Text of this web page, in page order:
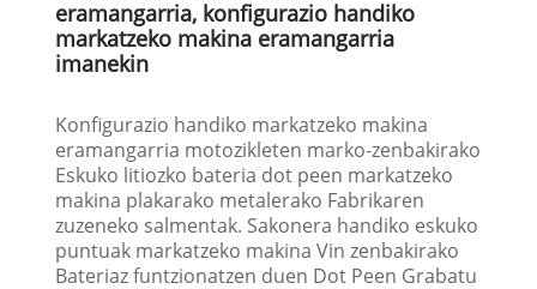
eramangarria, konfigurazio handiko
markatzeko makina eramangarria
imanekin
Konfigurazio handiko markatzeko makina
eramangarria motozikleten marko-zenbakirako
Eskuko litiozko bateria dot peen markatzeko
makina plakarako metalerako Fabrikaren
zuzeneko salmentak. Sakonera handiko eskuko
puntuak markatzeko makina Vin zenbakirako
Bateriaz funtzionatzen duen Dot Peen Grabatu